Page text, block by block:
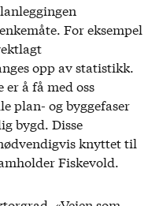
For eksempel
opp av statistikk.
er å få med oss
plan- og byggefaser
bygd. Disse
knyttet til
Fiskevold.